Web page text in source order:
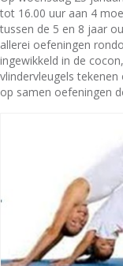
scholen
Tinnitus
wie ben ik?
contact
tot 16.00 uur aan 4
tussen de 5 en 8 jaar
allerei oefeningen
ingewikkeld in de
vlindervleugels
op samen oefeningen